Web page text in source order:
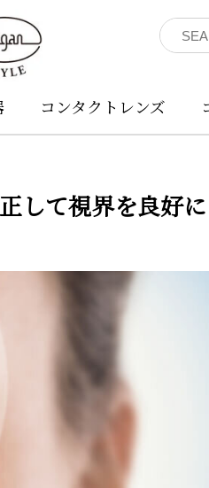
コンタクトレンズ
して視界を良好に